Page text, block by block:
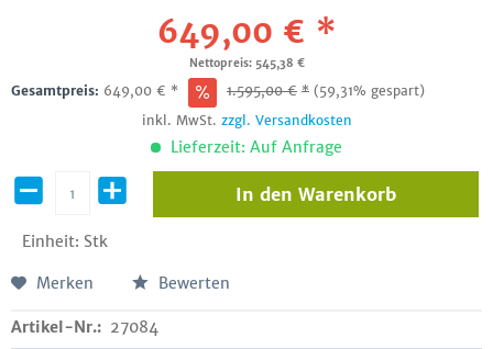
649,00 € *
Nettopreis: 545,38 €
Gesamtpreis: 649,00 € * 1.595,00€ * (59,31% gespart)
inkl. MwSt. zzgl. Versandkosten
Lieferzeit: Auf Anfrage
Einheit: Stk
In den Warenkorb
Merken Bewerten
Artikel-Nr.: 27084